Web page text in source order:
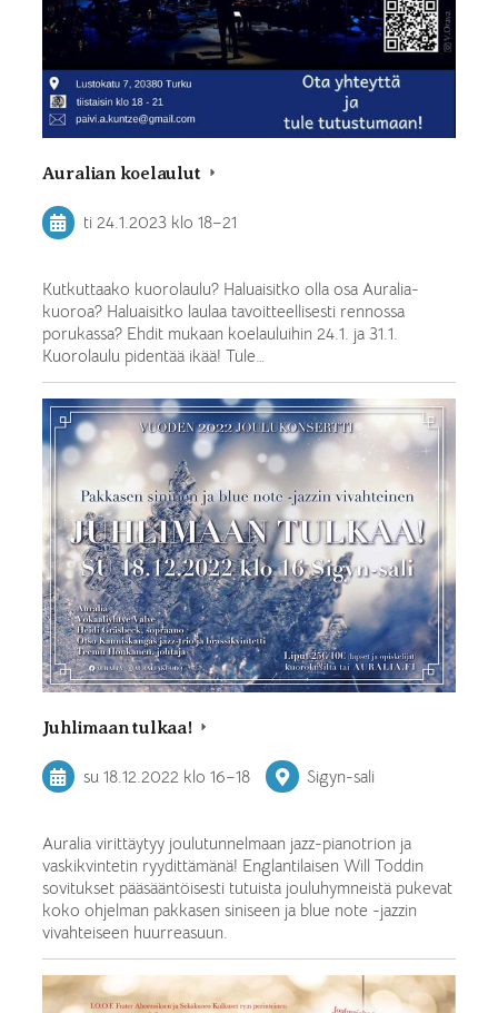
Auralian koelaulut
ti 24.1.2023 klo 18–21
Kutkuttaako kuorolaulu? Haluaisitko olla osa Auralia-
kuoroa? Haluaisitko laulaa tavoitteellisesti rennossa
porukassa? Ehdit mukaan koelauluihin 24.1. ja 31.1.
Kuorolaulu pidentää ikää! Tule…
Juhlimaan tulkaa!
su 18.12.2022 klo 16–18 Sigyn-sali
Auralia virittäytyy joulutunnelmaan jazz-pianotrion ja
vaskikvintetin ryydittämänä! Englantilaisen Will Toddin
sovitukset pääsääntöisesti tutuista jouluhymneistä pukevat
koko ohjelman pakkasen siniseen ja blue note -jazzin
vivahteiseen huurreasuun.